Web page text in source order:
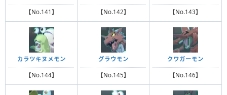
【No.141】 【No.142】 【No.143】
カラツキヌメモン
【No.144】
グラウモン
【No.145】
クワガーモン
【No.146】